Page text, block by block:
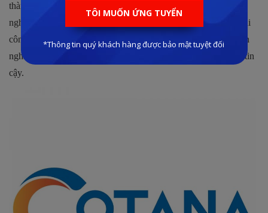
thành lập kể từ năm 1993, đến nay đã có hơn 28 năm kinh
nghiệm, lĩnh vực chủ chốt mà tập đoàn tập trung phát triển là thi
công công trình và kinh doanh bất động sản, tích lũy vô số kinh
nghiệm quý giá để phát triển dự án, trở thành chủ đầu tư đáng tin
cậy.